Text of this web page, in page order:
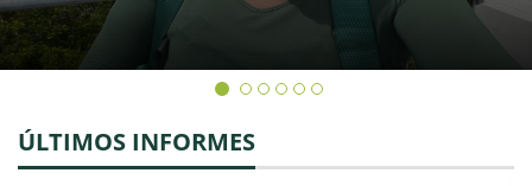
ÚLTIMOS INFORMES